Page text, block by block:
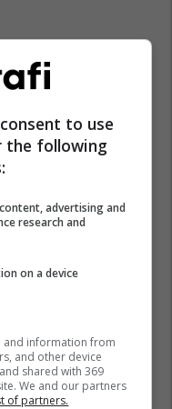
to use
the following
advertising and
research and
on a device
and information from
and other device
shared with 369
We and our partners
of partners.